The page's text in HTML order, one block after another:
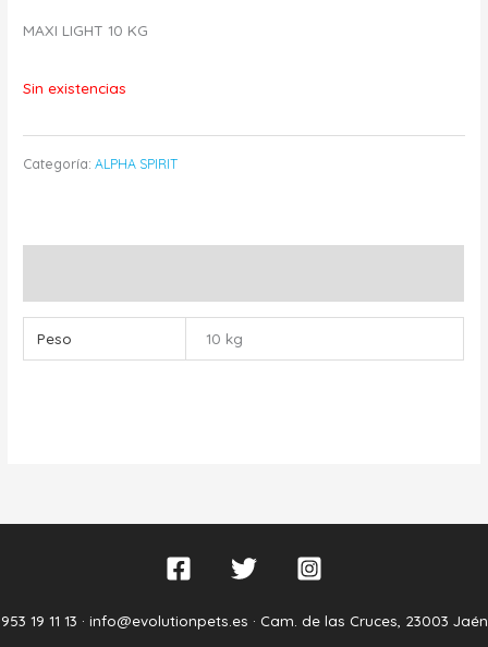
MAXI LIGHT 10 KG
Sin existencias
Categoría:ALPHA SPIRIT
Peso 10 kg
953 19 11 13 · info@evolutionpets.es · Cam. de las Cruces, 23003 Jaén